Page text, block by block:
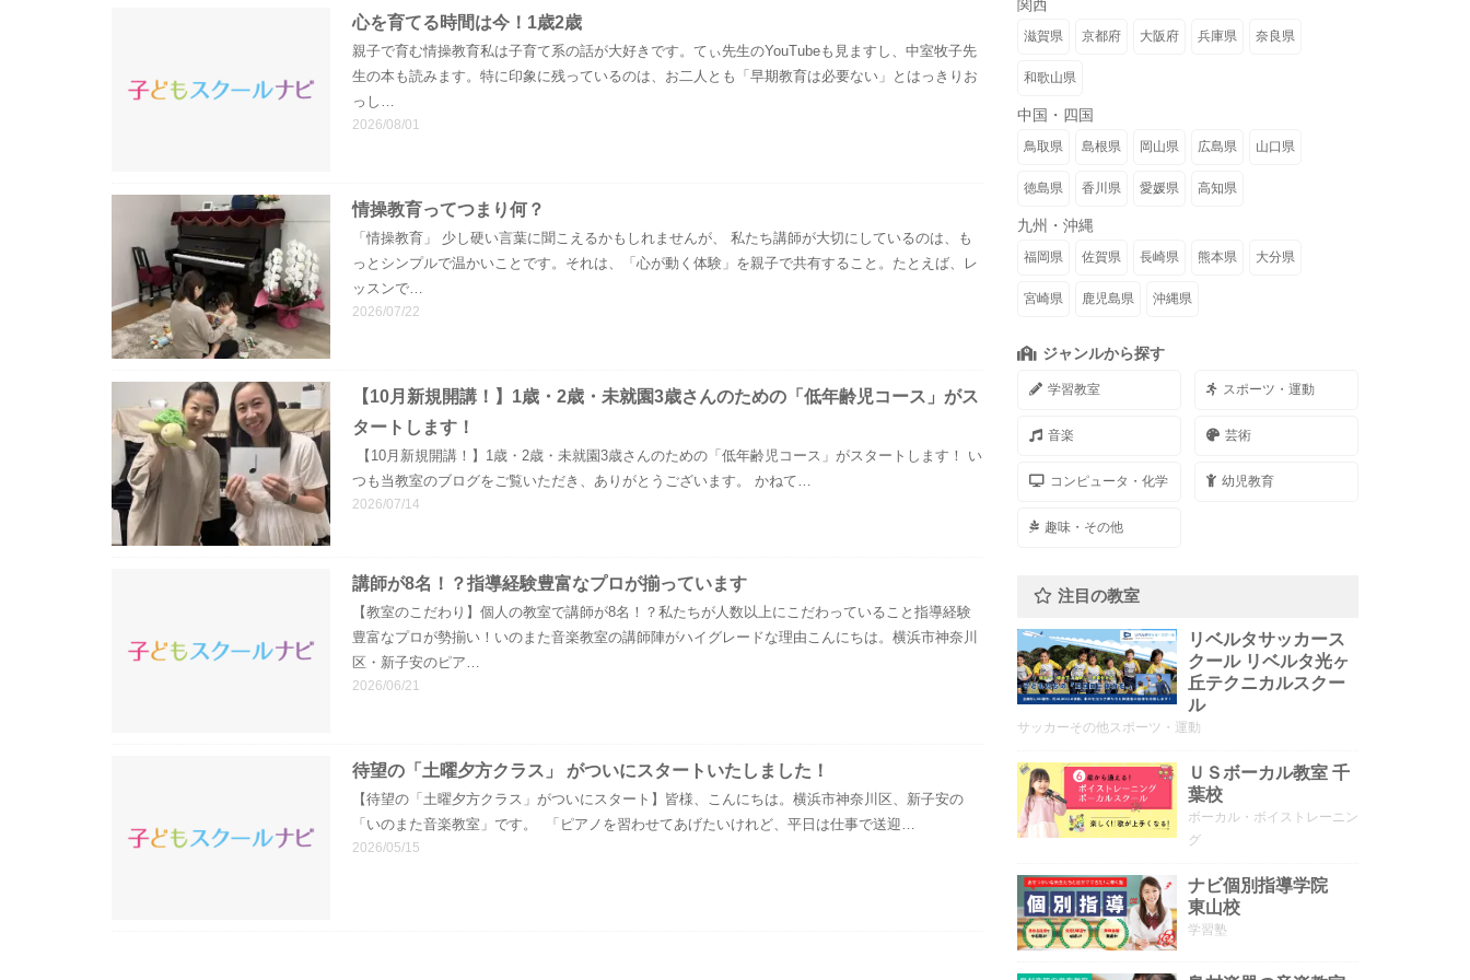
心を育てる時間は今！1歳2歳
親子で育む情操教育私は子育て系の話が大好きです。てぃ先生のYouTubeも見ますし、中室牧子先
生の本も読みます。特に印象に残っているのは、お二人とも「早期教育は必要ない」とはっきりお
っし…
2026/08/01
情操教育ってつまり何？
「情操教育」 少し硬い言葉に聞こえるかもしれませんが、 私たち講師が大切にしているのは、も
っとシンプルで温かいことです。それは、「心が動く体験」を親子で共有すること。たとえば、レ
ッスンで…
2026/07/22
【10月新規開講！】1歳・2歳・未就園3歳さんのための「低年齢児コース」がス
タートします！
【10月新規開講！】1歳・2歳・未就園3歳さんのための「低年齢児コース」がスタートします！ い
つも当教室のブログをご覧いただき、ありがとうございます。 かねて…
2026/07/14
講師が8名！？指導経験豊富なプロが揃っています
【教室のこだわり】個人の教室で講師が8名！？私たちが人数以上にこだわっていること指導経験
豊富なプロが勢揃い！いのまた音楽教室の講師陣がハイグレードな理由こんにちは。横浜市神奈川
区・新子安のピア…
2026/06/21
待望の「土曜夕方クラス」 がついにスタートいたしました！
【待望の「土曜夕方クラス」がついにスタート】皆様、こんにちは。横浜市神奈川区、新子安の
「いのまた音楽教室」です。 「ピアノを習わせてあげたいけれど、平日は仕事で送迎…
2026/05/15
関西
滋賀県 京都府 大阪府 兵庫県 奈良県
和歌山県
中国・四国
鳥取県 島根県 岡山県 広島県 山口県
徳島県 香川県 愛媛県 高知県
九州・沖縄
福岡県 佐賀県 長崎県 熊本県 大分県
宮崎県 鹿児島県 沖縄県
ジャンルから探す
学習教室 スポーツ・運動
音楽 芸術
コンピュータ・化学 幼児教育
趣味・その他
注目の教室
リベルタサッカース
クール リベルタ光ヶ
丘テクニカルスクー
ル
サッカーその他スポーツ・運動
ＵＳボーカル教室 千
葉校
ボーカル・ボイストレーニン
グ
ナビ個別指導学院
東山校
学習塾